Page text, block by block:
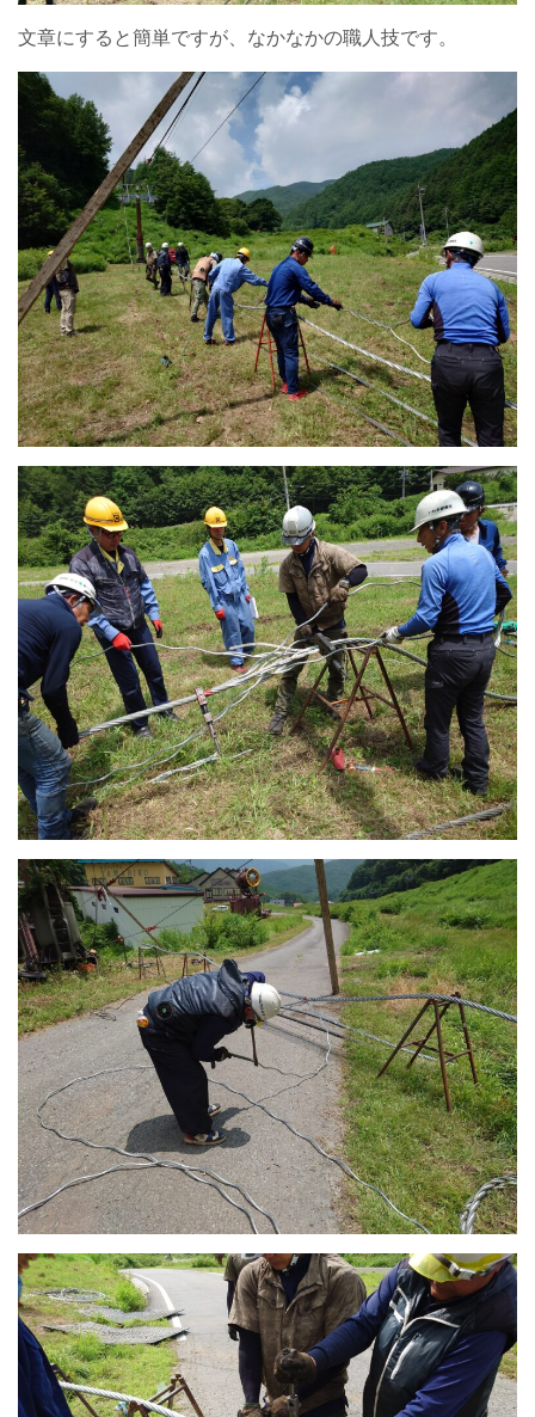
文章にすると簡単ですが、なかなかの職人技です。